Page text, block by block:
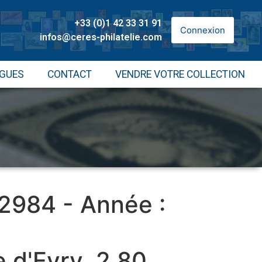
+33 (0)1 42 33 31 91
infos@ceres-philatelie.com
Connexion
CONTACT VENDRE VOTRE COLLECTION
- Année :